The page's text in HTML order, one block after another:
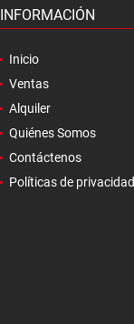
INFORMACIÓN
Inicio
Ventas
Alquiler
Quiénes Somos
Contáctenos
Políticas de privacidad